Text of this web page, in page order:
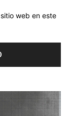
web en este